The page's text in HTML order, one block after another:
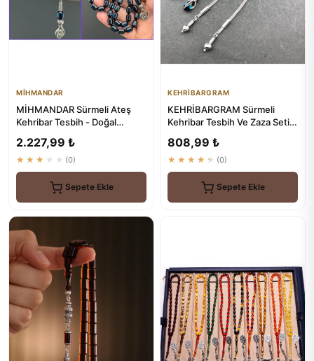
MİHMANDAR
MİHMANDAR Sürmeli Ateş
Kehribar Tesbih - Doğal
Kombinasyonu
2.227,99 ₺
★★★★★ (0)
Sepete Ekle
KEHRİBARGRAM
KEHRİBARGRAM Sürmeli
Kehribar Tesbih Ve Zaza Seti -
808,99 ₺
★★★★★ (0)
Sepete Ekle